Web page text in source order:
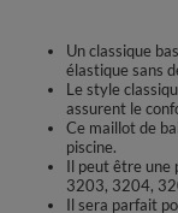
Un classique
élastique sans
Le style
assurent le
Ce maillot de
piscine.
Il peut être une
3203, 3204,
Il sera parfait